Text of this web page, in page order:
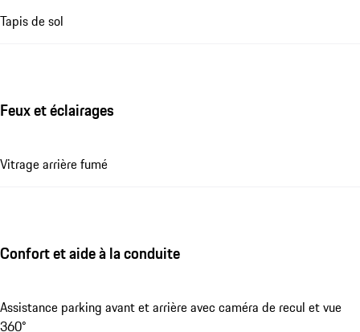
Tapis de sol
Feux et éclairages
Vitrage arrière fumé
Confort et aide à la conduite
Assistance parking avant et arrière avec caméra de recul et vue
360°